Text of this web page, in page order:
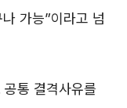
가능”이라고 넘
통 결격사유를